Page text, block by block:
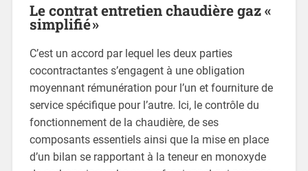
Le contrat entretien chaudière gaz «
simplifié »
C’est un accord par lequel les deux parties
cocontractantes s’engagent à une obligation
moyennant rémunération pour l’un et fourniture de
service spécifique pour l’autre. Ici, le contrôle du
fonctionnement de la chaudière, de ses
composants essentiels ainsi que la mise en place
d’un bilan se rapportant à la teneur en monoxyde